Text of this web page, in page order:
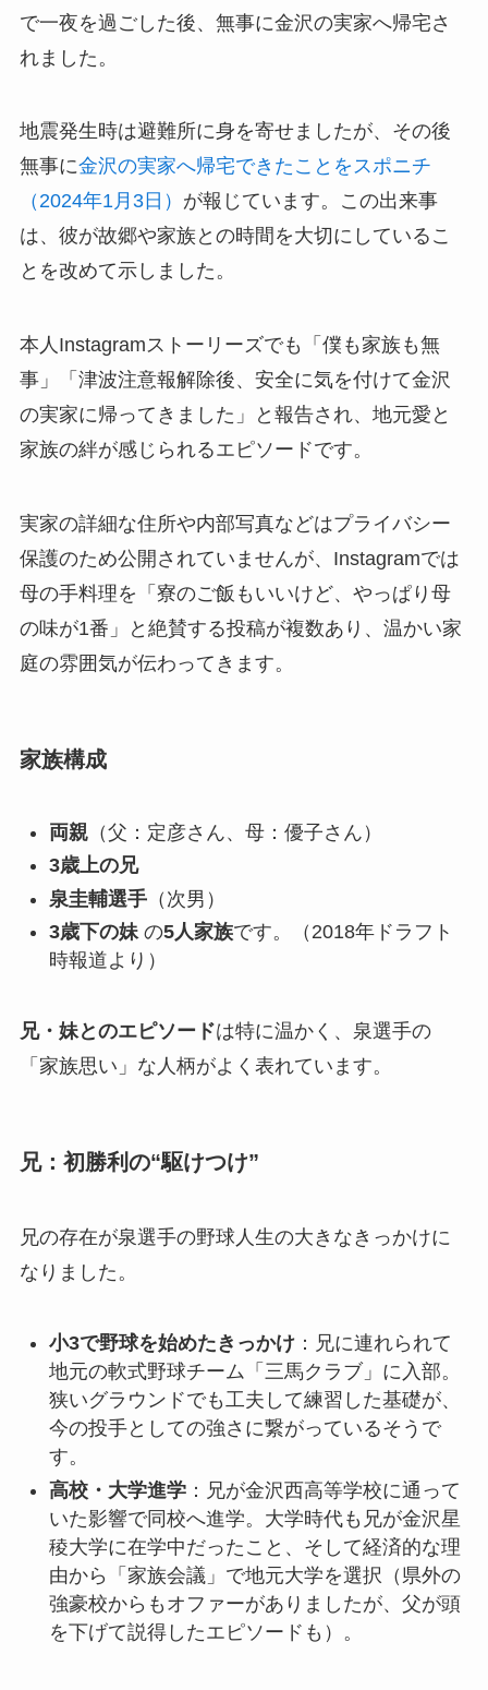
で一夜を過ごした後、無事に金沢の実家へ帰宅さ
れました。
地震発生時は避難所に身を寄せましたが、その後
無事に金沢の実家へ帰宅できたことをスポニチ
（2024年1月3日） が報じています。この出来事
は、彼が故郷や家族との時間を大切にしているこ
とを改めて示しました。
本人Instagramストーリーズでも「僕も家族も無
事」「津波注意報解除後、安全に気を付けて金沢
の実家に帰ってきました」と報告され、地元愛と
家族の絆が感じられるエピソードです。
実家の詳細な住所や内部写真などはプライバシー
保護のため公開されていませんが、Instagramでは
母の手料理を「寮のご飯もいいけど、やっぱり母
の味が1番」と絶賛する投稿が複数あり、温かい家
庭の雰囲気が伝わってきます。
家族構成
両親（父：定彦さん、母：優子さん）
3歳上の兄
泉圭輔選手（次男）
3歳下の妹の5人家族です。（2018年ドラフト
時報道より）
兄・妹とのエピソードは特に温かく、泉選手の
「家族思い」な人柄がよく表れています。
兄：初勝利の“駆けつけ”
兄の存在が泉選手の野球人生の大きなきっかけに
なりました。
小3で野球を始めたきっかけ：兄に連れられて
地元の軟式野球チーム「三馬クラブ」に入部。
狭いグラウンドでも工夫して練習した基礎が、
今の投手としての強さに繋がっているそうで
す。
高校・大学進学：兄が金沢西高等学校に通って
いた影響で同校へ進学。大学時代も兄が金沢星
稜大学に在学中だったこと、そして経済的な理
由から「家族会議」で地元大学を選択（県外の
強豪校からもオファーがありましたが、父が頭
を下げて説得したエピソードも）。